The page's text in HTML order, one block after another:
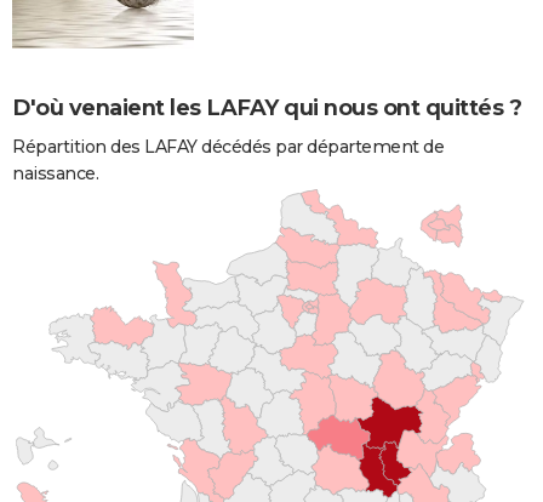
D'où venaient les LAFAY qui nous ont quittés ?
Répartition des LAFAY décédés par département de
naissance.